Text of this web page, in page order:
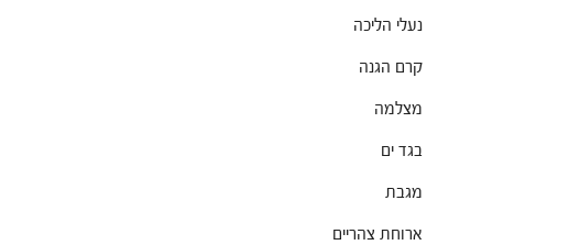
נעלי הליכה
קרם הגנה
מצלמה
בגד ים
מגבת
ארוחת צהריים